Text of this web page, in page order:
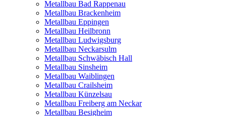
Metallbau Bad Rappenau
Metallbau Brackenheim
Metallbau Eppingen
Metallbau Heilbronn
Metallbau Ludwigsburg
Metallbau Neckarsulm
Metallbau Schwäbisch Hall
Metallbau Sinsheim
Metallbau Waiblingen
Metallbau Crailsheim
Metallbau Künzelsau
Metallbau Freiberg am Neckar
Metallbau Besigheim